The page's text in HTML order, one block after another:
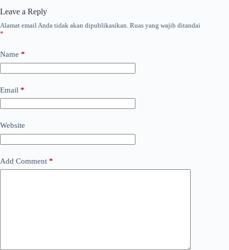
Leave a Reply
Alamat email Anda tidak akan dipublikasikan. Ruas yang wajib ditandai
*
Name *
Email *
Website
Add Comment *